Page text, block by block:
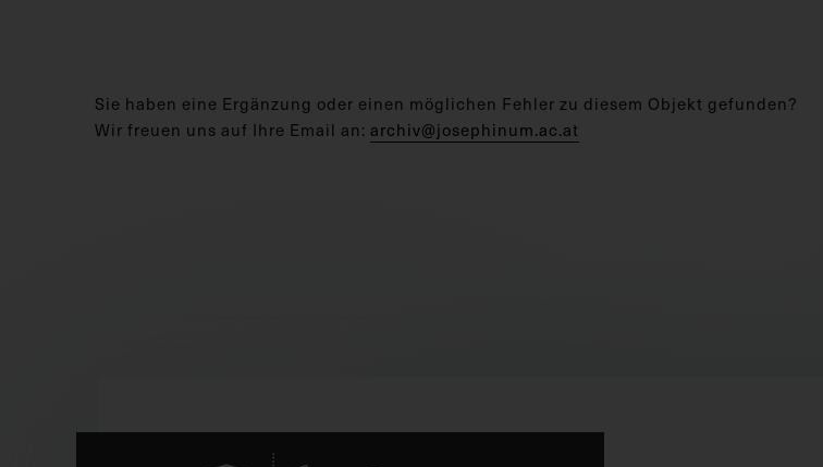
Sie haben eine Ergänzung oder einen möglichen Fehler zu diesem Objekt gefunden?
Wir freuen uns auf Ihre Email an: archiv@josephinum.ac.at